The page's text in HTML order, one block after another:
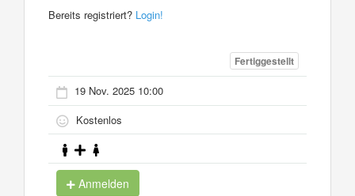
Bereits registriert? Login!
Fertiggestellt
19 Nov. 2025 10:00
Kostenlos
Anmelden